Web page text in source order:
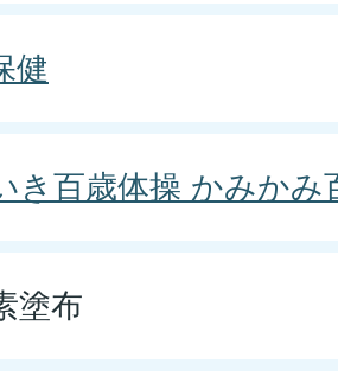
健
き百歳体操 かみかみ
塗布